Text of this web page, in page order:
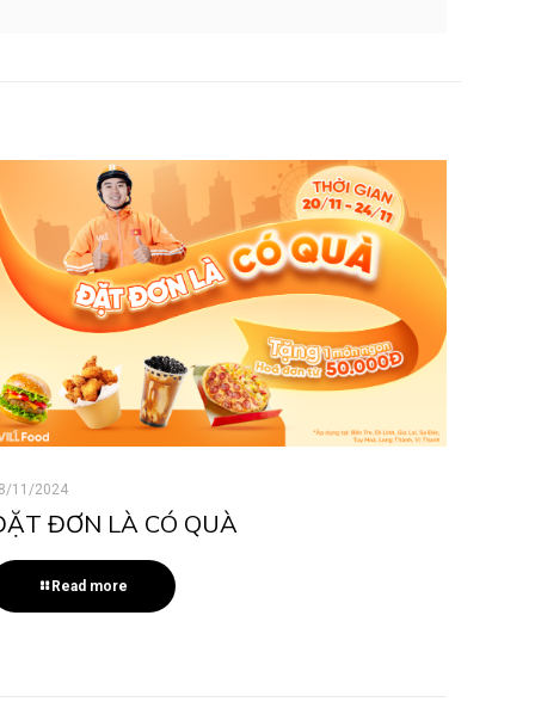
11/2024
ĐƠN LÀ CÓ QUÀ
Read more